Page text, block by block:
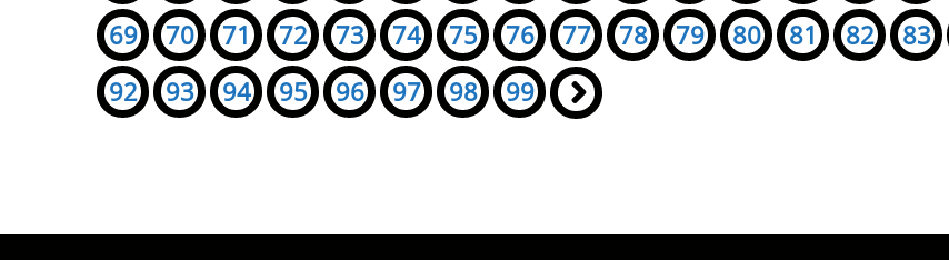
69
70 71 72 73 74 75 76 77 78 79 80 81 82 83
92
93 94 95 96 97 98 99 »